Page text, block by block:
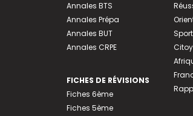
Annales BTS
Annales Prépa
Annales BUT
Annales CRPE
FICHES DE RÉVISIONS
Fiches 6ème
Fiches 5ème
Sport